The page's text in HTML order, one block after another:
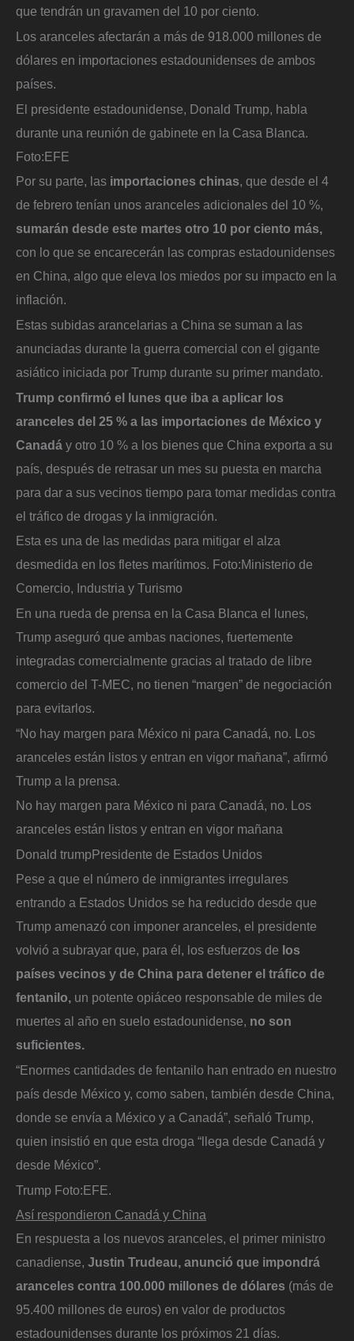
que tendrán un gravamen del 10 por ciento.
Los aranceles afectarán a más de 918.000 millones de
dólares en importaciones estadounidenses de ambos
países.
El presidente estadounidense, Donald Trump, habla
durante una reunión de gabinete en la Casa Blanca.
Foto:EFE
Por su parte, las importaciones chinas, que desde el 4
de febrero tenían unos aranceles adicionales del 10 %,
sumarán desde este martes otro 10 por ciento más,
con lo que se encarecerán las compras estadounidenses
en China, algo que eleva los miedos por su impacto en la
inflación.
Estas subidas arancelarias a China se suman a las
anunciadas durante la guerra comercial con el gigante
asiático iniciada por Trump durante su primer mandato.
Trump confirmó el lunes que iba a aplicar los
aranceles del 25 % a las importaciones de México y
Canadá y otro 10 % a los bienes que China exporta a su
país, después de retrasar un mes su puesta en marcha
para dar a sus vecinos tiempo para tomar medidas contra
el tráfico de drogas y la inmigración.
Esta es una de las medidas para mitigar el alza
desmedida en los fletes marítimos. Foto:Ministerio de
Comercio, Industria y Turismo
En una rueda de prensa en la Casa Blanca el lunes,
Trump aseguró que ambas naciones, fuertemente
integradas comercialmente gracias al tratado de libre
comercio del T-MEC, no tienen “margen” de negociación
para evitarlos.
“No hay margen para México ni para Canadá, no. Los
aranceles están listos y entran en vigor mañana”, afirmó
Trump a la prensa.
No hay margen para México ni para Canadá, no. Los
aranceles están listos y entran en vigor mañana
Donald trumpPresidente de Estados Unidos
Pese a que el número de inmigrantes irregulares
entrando a Estados Unidos se ha reducido desde que
Trump amenazó con imponer aranceles, el presidente
volvió a subrayar que, para él, los esfuerzos de los
países vecinos y de China para detener el tráfico de
fentanilo, un potente opiáceo responsable de miles de
muertes al año en suelo estadounidense, no son
suficientes.
“Enormes cantidades de fentanilo han entrado en nuestro
país desde México y, como saben, también desde China,
donde se envía a México y a Canadá”, señaló Trump,
quien insistió en que esta droga “llega desde Canadá y
desde México”.
Trump Foto:EFE.
Así respondieron Canadá y China
En respuesta a los nuevos aranceles, el primer ministro
canadiense, Justin Trudeau, anunció que impondrá
aranceles contra 100.000 millones de dólares (más de
95.400 millones de euros) en valor de productos
estadounidenses durante los próximos 21 días.